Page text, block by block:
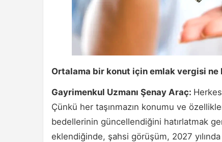
Ortalama bir konut için emlak vergisi
Gayrimenkul Uzmanı Şenay Araç:
Çünkü her taşınmazın konumu ve
bedellerinin güncellendiğini hatırlatmak
eklendiğinde, şahsi görüşüm, 2027